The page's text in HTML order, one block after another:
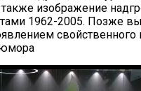
также изображение
1962-2005. Позже
юмора